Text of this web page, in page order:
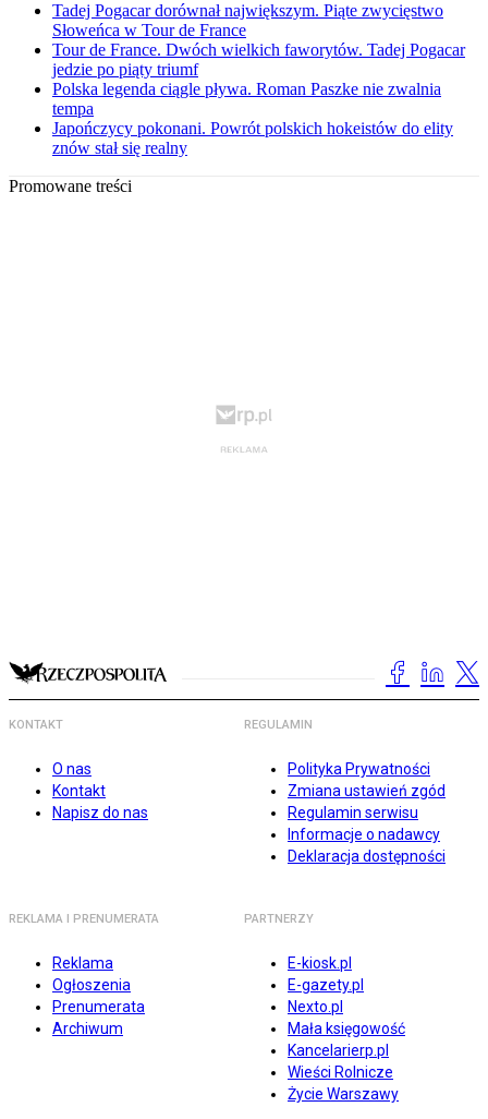
Tadej Pogacar dorównał największym. Piąte zwycięstwo
Słoweńca w Tour de France
Tour de France. Dwóch wielkich faworytów. Tadej Pogacar
jedzie po piąty triumf
Polska legenda ciągle pływa. Roman Paszke nie zwalnia
tempa
Japończycy pokonani. Powrót polskich hokeistów do elity
znów stał się realny
Promowane treści
KONTAKT
O nas
Kontakt
Napisz do nas
REGULAMIN
Polityka Prywatności
Zmiana ustawień zgód
Regulamin serwisu
Informacje o nadawcy
Deklaracja dostępności
REKLAMA I PRENUMERATA
Reklama
Ogłoszenia
Prenumerata
Archiwum
PARTNERZY
E-kiosk.pl
E-gazety.pl
Nexto.pl
Mała księgowość
Kancelarierp.pl
Wieści Rolnicze
Życie Warszawy